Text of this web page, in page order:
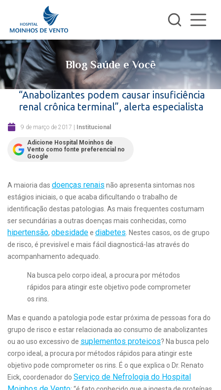
Blog Saúde e Você
“Anabolizantes podem causar insuficiência
renal crônica terminal”, alerta especialista
9 de março de 2017 | Institucional
Adicione Hospital Moinhos de
Vento como fonte preferencial no
Google
A maioria das doenças renais não apresenta sintomas nos
estágios iniciais, o que acaba dificultando o trabalho de
identificação destas patologias. As mais frequentes costumam
ser secundárias a outras doenças mais conhecidas, como
hipertensão, obesidadee diabetes . Nestes casos, os de grupo
de risco, é previsível e mais fácil diagnosticá-las através do
acompanhamento adequado.
Na busca pelo corpo ideal, a procura por métodos
rápidos para atingir este objetivo pode comprometer
os rins.
Mas e quando a patologia pode estar próxima de pessoas fora do
grupo de risco e estar relacionada ao consumo de anabolizantes
ou ao uso excessivo de suplementos proteicos? Na busca pelo
corpo ideal, a procura por métodos rápidos para atingir este
objetivo pode comprometer os rins. É o que explica o Dr. Renato
Eick, coordenador do Serviço de Nefrologia do Hospital